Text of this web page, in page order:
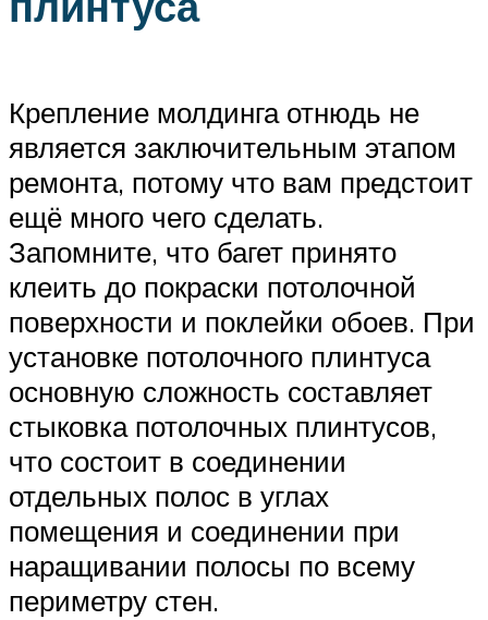
Крепление молдинга отнюдь не
является заключительным этапом
ремонта, потому что вам предстоит
ещё много чего сделать.
Запомните, что багет принято
клеить до покраски потолочной
поверхности и поклейки обоев. При
установке потолочного плинтуса
основную сложность составляет
стыковка потолочных плинтусов,
что состоит в соединении
отдельных полос в углах
помещения и соединении при
наращивании полосы по всему
периметру стен.